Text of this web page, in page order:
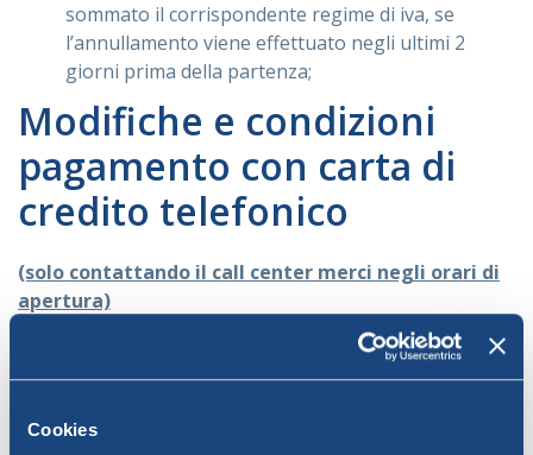
Cookies
sommato il corrispondente regime di iva, se
l’annullamento viene effettuato negli ultimi 2
giorni prima della partenza;
Modifiche e condizioni
pagamento con carta di
credito telefonico
(solo contattando il call center merci negli orari di
apertura)
Le modifiche della data di partenza possono essere
effettuale solo con il call center merci e sono sempre
differenze di tariffa (il numero di giorni indicato non